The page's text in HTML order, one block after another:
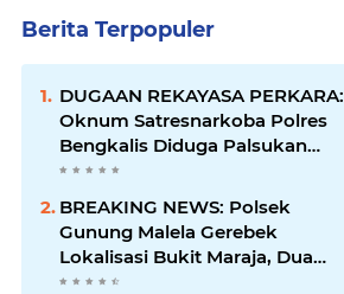
Berita Terpopuler
DUGAAN REKAYASA PERKARA:
Oknum Satresnarkoba Polres
Bengkalis Diduga Palsukan
Barang Bukti Hingga Paksa
BREAKING NEWS: Polsek
Gunung Malela Gerebek
Lokalisasi Bukit Maraja, Dua
Perempuan Menangis Saat